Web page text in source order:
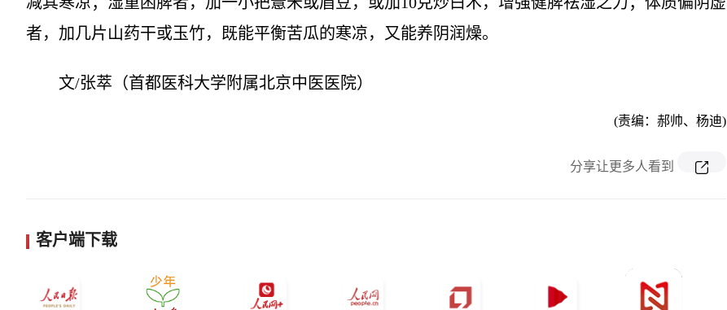
者，加几片山药干或玉竹，既能平衡苦瓜的寒凉，又能养阴润燥。
文/张萃（首都医科大学附属北京中医医院）
(责编：郝帅、杨迪)
分享让更多人看到
客户端下载